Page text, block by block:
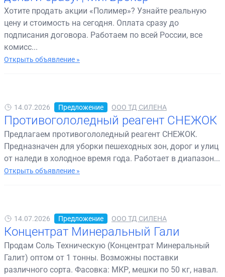
Хотите продать акции «Полимер»? Узнайте реальную
цену и стоимость на сегодня. Оплата сразу до
подписания договора. Работаем по всей России, все
комисс...
Открыть объявление »
14.07.2026 Предложение ООО ТД СИЛЕНА
Противогололедный реагент СНЕЖОК
Предлагаем противогололедный реагент СНЕЖОК.
Предназначен для уборки пешеходных зон, дорог и улиц
от наледи в холодное время года. Работает в диапазон...
Открыть объявление »
14.07.2026 Предложение ООО ТД СИЛЕНА
Концентрат Минеральный Гали
Продам Соль Техническую (Концентрат Минеральный
Галит) оптом от 1 тонны. Возможны поставки
различного сорта. Фасовка: МКР, мешки по 50 кг, навал.